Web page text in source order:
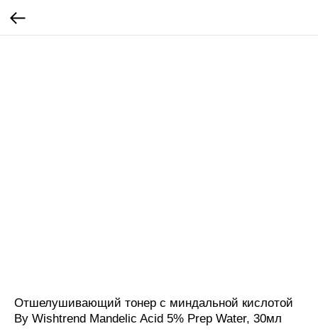
Отшелушивающий тонер с миндальной кислотой
By Wishtrend Mandelic Acid 5% Prep Water, 30мл